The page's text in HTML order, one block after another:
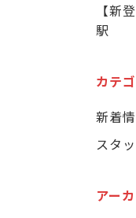
【新
駅
カテ
新着
スタ
アー